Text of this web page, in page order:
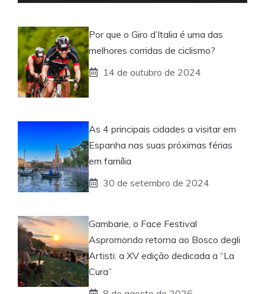
Por que o Giro d’Italia é uma das
melhores corridas de ciclismo?
14 de outubro de 2024
As 4 principais cidades a visitar em
Espanha nas suas próximas férias
em família
30 de setembro de 2024
Gambarie, o Face Festival
Aspromondo retorna ao Bosco degli
Artisti: a XV edição dedicada a “La
Cura”